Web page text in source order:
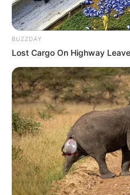
BUZZDAY
Lost Cargo On Highway